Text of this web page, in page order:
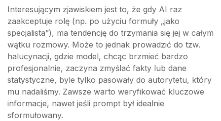
Interesującym zjawiskiem jest to, że gdy AI raz
zaakceptuje rolę (np. po użyciu formuły „jako
specjalista”), ma tendencję do trzymania się jej w całym
wątku rozmowy. Może to jednak prowadzić do tzw.
halucynacji, gdzie model, chcąc brzmieć bardzo
profesjonalnie, zaczyna zmyślać fakty lub dane
statystyczne, byle tylko pasowały do autorytetu, który
mu nadaliśmy. Zawsze warto weryfikować kluczowe
informacje, nawet jeśli prompt był idealnie
sformułowany.